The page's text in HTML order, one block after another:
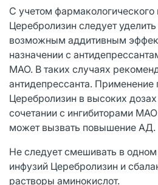
С учетом фармакологического
Церебролизин следует
возможным аддитивным
назначении с
МАО. В таких случаях
антидепрессанта. Применение
Церебролизин в высоких
сочетании с ингибиторами
может вызвать повышение АД.
Не следует смешивать в
инфузий Церебролизин и
растворы аминокислот.